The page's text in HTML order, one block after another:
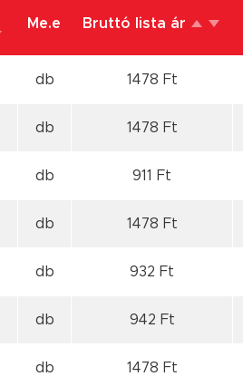
Me.e Bruttó lista ár
db 1478 Ft
db 1478 Ft
db 911 Ft
db 1478 Ft
db 932 Ft
db 942 Ft
db 1478 Ft